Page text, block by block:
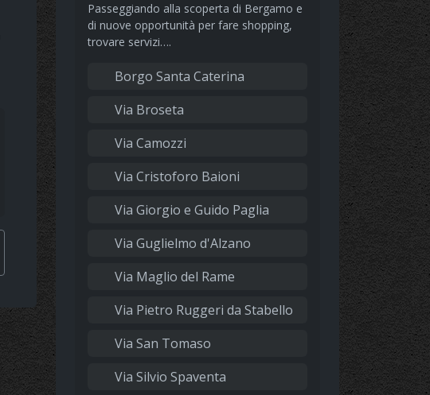
Passeggiando alla scoperta di Bergamo e
di nuove opportunità per fare shopping,
trovare servizi….
Borgo Santa Caterina
Via Broseta
Via Camozzi
Via Cristoforo Baioni
Via Giorgio e Guido Paglia
Via Guglielmo d'Alzano
Via Maglio del Rame
Via Pietro Ruggeri da Stabello
Via San Tomaso
Via Silvio Spaventa